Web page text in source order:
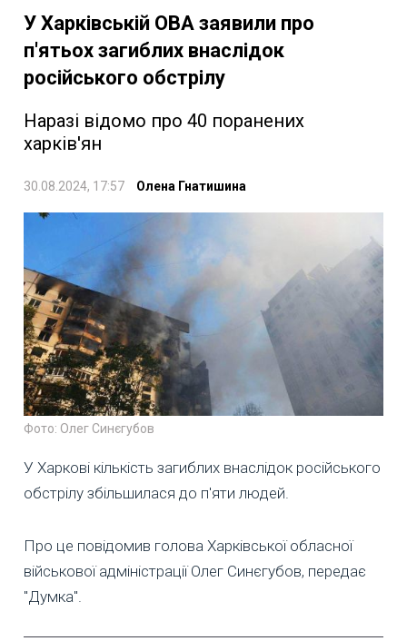
У Харківській ОВА заявили про
п'ятьох загиблих внаслідок
російського обстрілу
Наразі відомо про 40 поранених
харків'ян
30.08.2024, 17:57 Олена Гнатишина
Фото: Олег Синєгубов
У Харкові кількість загиблих внаслідок російського
обстрілу збільшилася до п'яти людей.
Про це повідомив голова Харківської обласної
військової адміністрації Олег Синєгубов, передає
"Думка".